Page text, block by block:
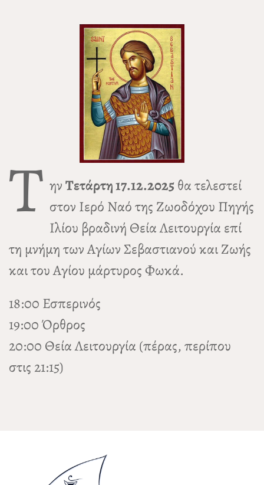
Τ ηνΤετάρτη 17.12.2025θα τελεστεί
στον Ιερό Ναό της Ζωοδόχου Πηγής
Ιλίου βραδινή Θεία Λειτουργία επί
τη μνήμη των Αγίων Σεβαστιανού και Ζωής
και του Αγίου μάρτυρος Φωκά.
18:00 Εσπερινός
19:00 Όρθρος
20:00 Θεία Λειτουργία (πέρας, περίπου
στις 21:15)